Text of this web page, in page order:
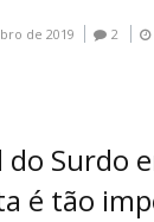
de 2019 2
do Surdo
é tão